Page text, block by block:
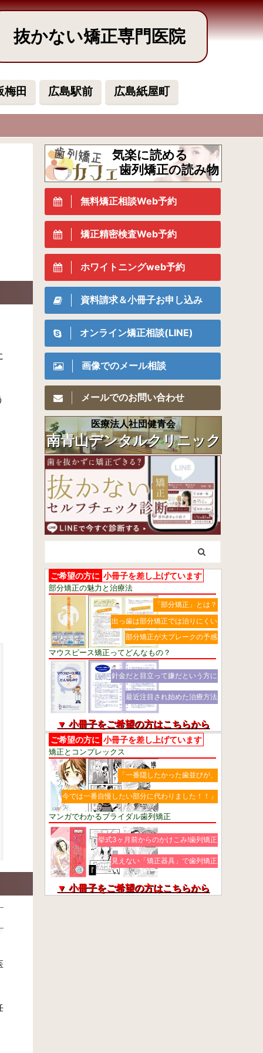
抜かない矯正専門医院
梅田 広島駅前 広島紙屋町
気楽に読める
歯列矯正の読み物
無料矯正相談Web予約
矯正精密検査Web予約
ホワイトニングweb予約
資料請求＆小冊子お申し込み
オンライン矯正相談(LINE)
画像でのメール相談
メールでのお問い合わせ
医療法人社団健青会
南青山デンタルクリニック
ご希望の方に 小冊子を差し上げています
部分矯正の魅力と治療法
「部分矯正」とは？
出っ歯は部分矯正では治りにくい
部分矯正が大ブレークの予感
マウスピース矯正ってどんなもの？
針金だと目立って嫌だという方に
最近注目され始めた治療方法
▼ 小冊子をご希望の方はこちらから
ご希望の方に 小冊子を差し上げています
矯正とコンプレックス
「一番隠したかった歯並びが、
今では一番自慢したい部分に代わりました！！」
マンガでわかるブライダル歯列矯正
挙式3ヶ月前からのかけこみ!歯列矯正
見えない「矯正器具」で歯列矯正
▼ 小冊子をご希望の方はこちらから